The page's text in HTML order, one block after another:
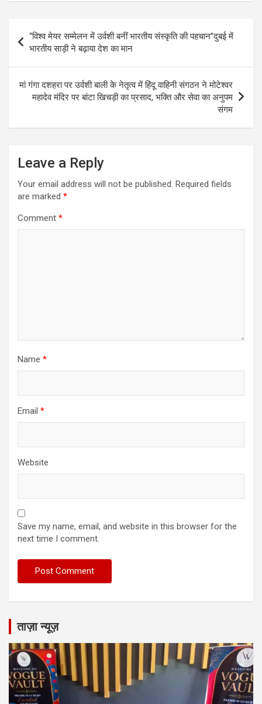
navigation
“विश्व मेयर सम्मेलन में उर्वशी बनीं भारतीय संस्कृति की पहचान”दुबई में
भारतीय साड़ी ने बढ़ाया देश का मान
मां गंगा दशहरा पर उर्वशी बाली के नेतृत्व में हिंदू वाहिनी संगठन ने मोटेश्वर
महादेव मंदिर पर बांटा खिचड़ी का प्रसाद, भक्ति और सेवा का अनुपम
संगम
Leave a Reply
Your email address will not be published. Required fields
are marked *
Comment *
Name *
Email *
Website
Save my name, email, and website in this browser for the
next time I comment.
ताज़ा न्यूज़